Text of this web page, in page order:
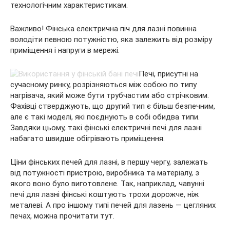
технологічним характеристикам.
Важливо! Фінська електрична піч для лазні повинна
володіти певною потужністю, яка залежить від розміру
приміщення і напруги в мережі.
Печі, присутні на
сучасному ринку, розрізняються між собою по типу
нагрівача, який може бути трубчастим або стрічковим.
Фахівці стверджують, що другий тип є більш безпечним,
але є такі моделі, які поєднують в собі обидва типи.
Завдяки цьому, такі фінські електричні печі для лазні
набагато швидше обігрівають приміщення.
Ціни фінських печей для лазні, в першу чергу, залежать
від потужності пристрою, виробника та матеріалу, з
якого воно було виготовлене. Так, наприклад, чавунні
печі для лазні фінські коштують трохи дорожче, ніж
металеві. А про іншому типі печей для лазень — цегляних
печах, можна прочитати тут.